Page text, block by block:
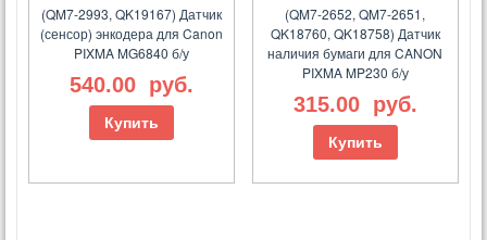
(QM7-2993, QK19167) Датчик
(сенсор) энкодера для Canon
PIXMA MG6840 б/у
540.00 руб.
Купить
(QM7-2652, QM7-2651,
QK18760, QK18758) Датчик
наличия бумаги для CANON
PIXMA MP230 б/у
315.00 руб.
Купить